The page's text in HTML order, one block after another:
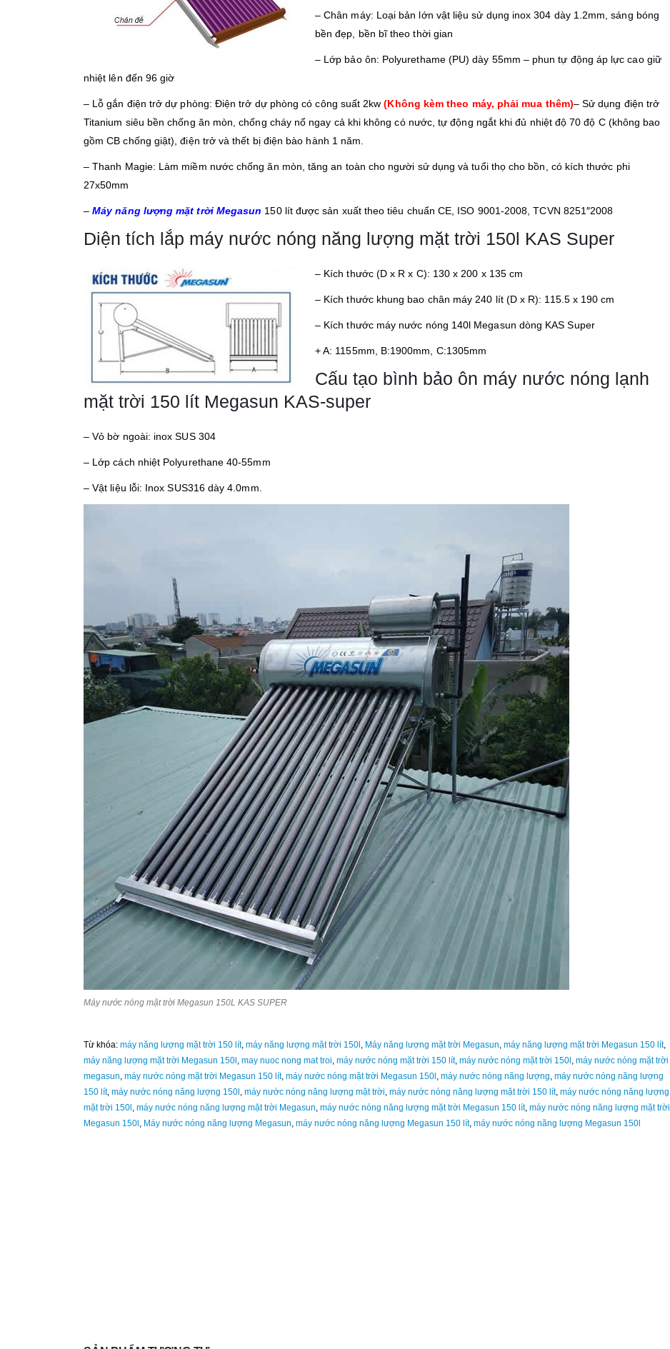
– Chân máy: Loại bản lớn vật liệu sử dụng inox 304 dày 1.2mm, sáng bóng
bền đẹp, bền bĩ theo thời gian
– Lớp bảo ôn: Polyurethame (PU) dày 55mm – phun tự động áp lực cao giữ
nhiệt lên đến 96 giờ
– Lỗ gắn điện trở dự phòng: Điện trở dự phòng có công suất 2kw(Không kèm theo máy, phải mua thêm)– Sử dụng điện trở
Titanium siêu bền chống ăn mòn, chống cháy nổ ngay cả khi không có nước, tự động ngắt khi đủ nhiệt độ 70 độ C (không bao
gồm CB chống giật), điện trở và thết bị điện bào hành 1 năm.
– Thanh Magie: Làm miềm nước chống ăn mòn, tăng an toàn cho người sử dụng và tuổi thọ cho bồn, có kích thước phi
27x50mm
–Máy năng lượng mặt trời Megasun 150 lít được sản xuất theo tiêu chuẩn CE, ISO 9001-2008, TCVN 8251″2008
Diện tích lắp máy nước nóng năng lượng mặt trời 150l KAS Super
– Kích thước (D x R x C): 130 x 200 x 135 cm
– Kích thước khung bao chân máy 240 lít (D x R): 115.5 x 190 cm
– Kích thước máy nước nóng 140l Megasun dòng KAS Super
+ A: 1155mm, B:1900mm, C:1305mm
Cấu tạo bình bảo ôn máy nước nóng lạnh
mặt trời 150 lít Megasun KAS-super
– Vỏ bờ ngoài: inox SUS 304
– Lớp cách nhiệt Polyurethane 40-55mm
– Vật liệu lỗi: Inox SUS316 dày 4.0mm.
Máy nước nóng mặt trời Megasun 150L KAS SUPER
Từ khóa: máy năng lượng mặt trời 150 lít, máy năng lượng mặt trời 150l , Máy năng lượng mặt trời Megasun, máy năng lượng mặt trời Megasun 150 lít,
máy năng lượng mặt trời Megasun 150l , may nuoc nong mat troi, máy nước nóng mặt trời 150 lít, máy nước nóng mặt trời 150l , máy nước nóng mặt trời
megasun, máy nước nóng mặt trời Megasun 150 lít, máy nước nóng mặt trời Megasun 150l , máy nước nóng năng lượng, máy nước nóng năng lượng
150 lít, máy nước nóng năng lượng 150l , máy nước nóng năng lượng mặt trời, máy nước nóng năng lượng mặt trời 150 lít, máy nước nóng năng lượng
mặt trời 150l , máy nước nóng năng lượng mặt trời Megasun, máy nước nóng năng lượng mặt trời Megasun 150 lít, máy nước nóng năng lượng mặt trời
Megasun 150l , Máy nước nóng năng lượng Megasun, máy nước nóng năng lượng Megasun 150 lít, máy nước nóng năng lượng Megasun 150l